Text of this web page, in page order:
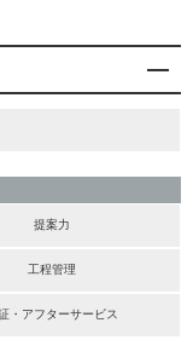
提案力
工程管理
・アフターサービス